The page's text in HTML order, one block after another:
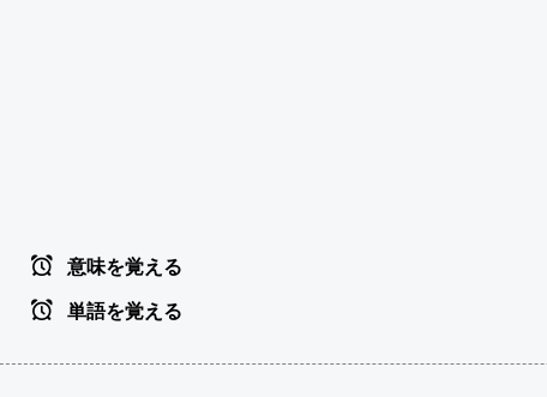
意味を覚える
単語を覚える